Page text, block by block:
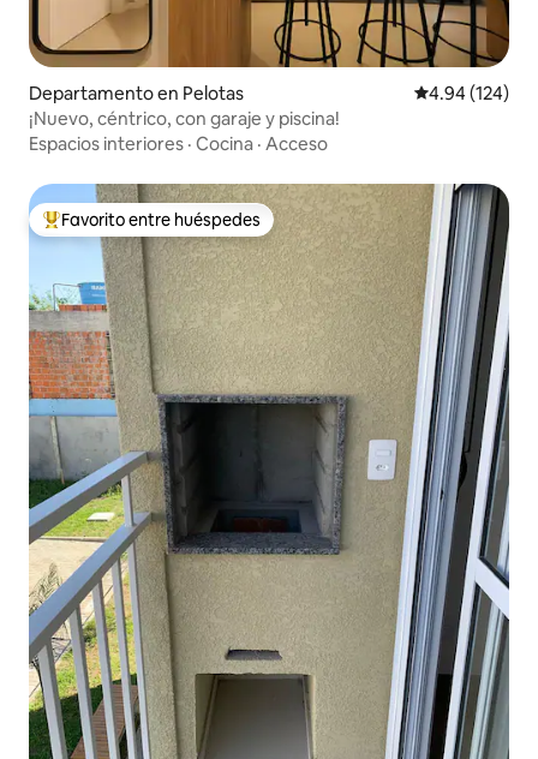
Departamento en Pelotas Calificación
4.94 (124)
¡Nuevo, céntrico, con garaje y piscina!
Espacios interiores · Cocina · Acceso
De los mejores en Favorito entre huéspedes
Favorito entre huéspedes